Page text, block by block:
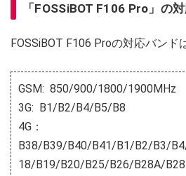
「FOSSiBOT F106 Pro」の
FOSSiBOT F106 Proの対応バンド
GSM: 850/900/1800/1900MHz
3G: B1/B2/B4/B5/B8
4G：
B38/B39/B40/B41/B1/B2/B3/
18/B19/B20/B25/B26/B28A/